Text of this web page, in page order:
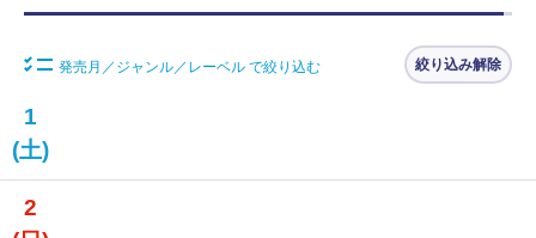
発売月／ジャンル／レーベル で絞り込む 絞り込み解除
1
(土)
2